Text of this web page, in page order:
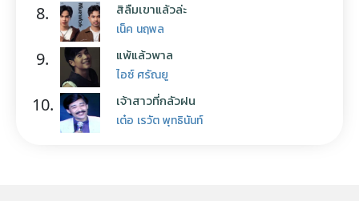
8. สิลืมเขาแล้วล่ะ
เน็ค นฤพล
9. แพ้แล้วพาล
ไอซ์ ศรัณยู
10. เจ้าสาวที่กลัวฝน
เต๋อ เรวัต พุทธินันท์